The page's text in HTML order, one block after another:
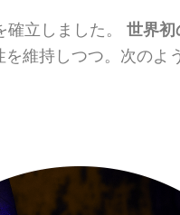
立しました。 世界
維持しつつ。次のよ